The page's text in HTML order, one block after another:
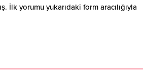
İlk yorumu yukarıdaki form aracılığıyla